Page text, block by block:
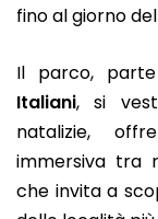
fino al giorno
Il parco,
Italiani, si
natalizie,
immersiva tra
che invita a